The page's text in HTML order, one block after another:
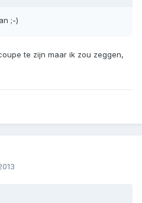
;-)
te zijn maar ik zou zeggen,